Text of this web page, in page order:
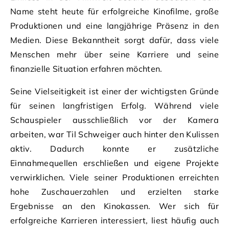
Name steht heute für erfolgreiche Kinofilme, große
Produktionen und eine langjährige Präsenz in den
Medien. Diese Bekanntheit sorgt dafür, dass viele
Menschen mehr über seine Karriere und seine
finanzielle Situation erfahren möchten.
Seine Vielseitigkeit ist einer der wichtigsten Gründe
für seinen langfristigen Erfolg. Während viele
Schauspieler ausschließlich vor der Kamera
arbeiten, war Til Schweiger auch hinter den Kulissen
aktiv. Dadurch konnte er zusätzliche
Einnahmequellen erschließen und eigene Projekte
verwirklichen. Viele seiner Produktionen erreichten
hohe Zuschauerzahlen und erzielten starke
Ergebnisse an den Kinokassen. Wer sich für
erfolgreiche Karrieren interessiert, liest häufig auch